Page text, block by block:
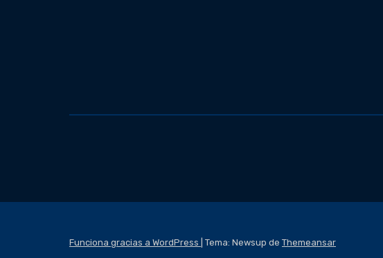
Funciona gracias a WordPress Tema: Newsup de Themeansar